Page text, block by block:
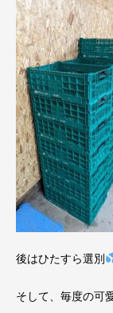
後はひたすら選別
そして、毎度の可